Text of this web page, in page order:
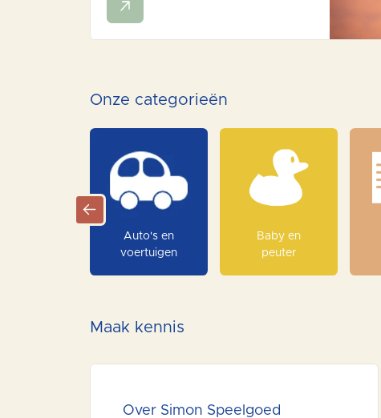
Onze categorieën
Auto's en
voertuigen
Baby en
peuter
Maak kennis
Over Simon Speelgoed